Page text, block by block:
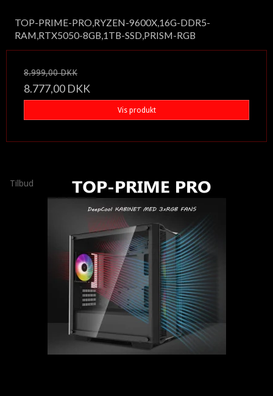
TOP-PRIME-PRO,RYZEN-9600X,16G-DDR5-
RAM,RTX5050-8GB,1TB-SSD,PRISM-RGB
8.999,00 DKK
8.777,00 DKK
Vis produkt
Tilbud